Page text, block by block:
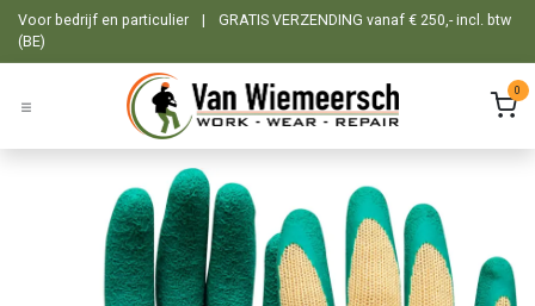
Overslaan naar inhoud
Voor bedrijf en particulier |
GRATIS VERZENDING vanaf € 250,- incl. btw
(BE)
0